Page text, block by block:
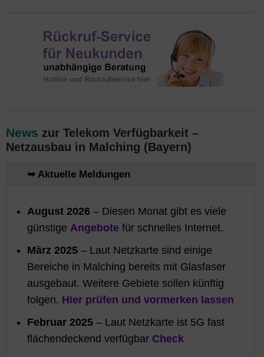
News zur Telekom Verfügbarkeit –
Netzausbau in Malching (Bayern)
➥ Aktuelle Meldungen
August 2026 – Diesen Monat gibt es viele
günstige Angebote für schnelles Internet.
März 2025 – Laut Netzkarte sind einige
Bereiche in Malching bereits mit Glasfaser
ausgebaut. Weitere Gebiete sollen künftig
folgen. Hier prüfen und vormerken lassen
Februar 2025 – Laut Netzkarte ist 5G fast
flächendeckend verfügbar Check